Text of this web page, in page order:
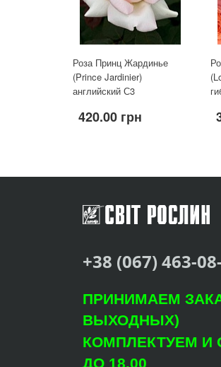
Роза Принц Жардинье
(Prince Jardinier)
английский С3
420.00 грн
+38 (067) 463-
ПРИНИМАЕМ
ВЫХОДНЫХ)
КОМПЛЕКТУЕМ И
ДО 18.00